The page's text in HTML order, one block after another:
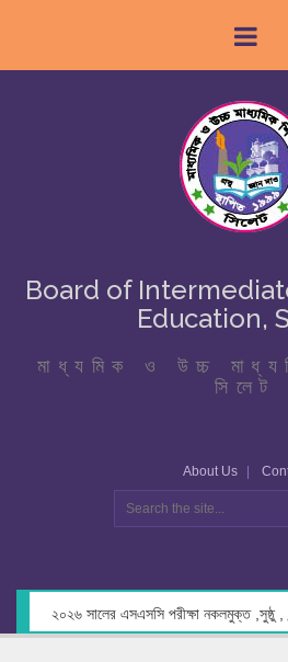
Board of
Education,
মাধ্যমিক ও উচ্চ
সিলেট
About Us